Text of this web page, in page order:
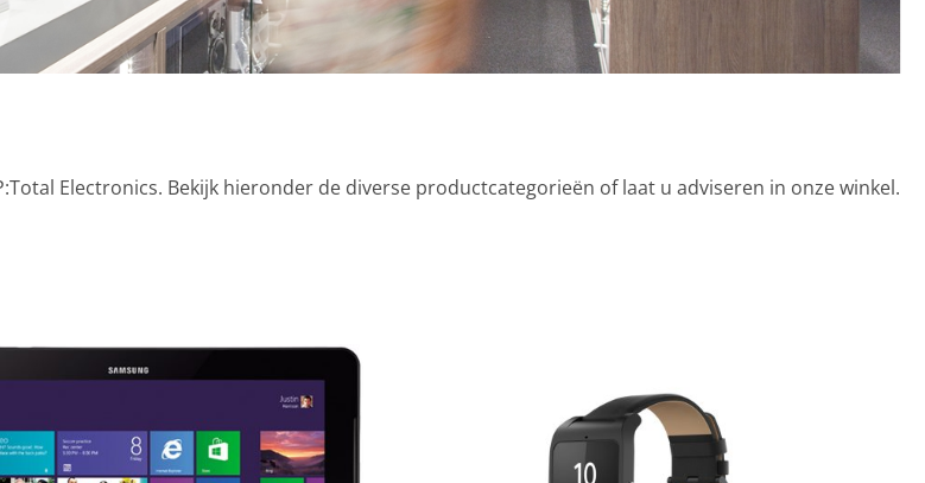
Electronics. Bekijk hieronder de diverse productcategorieën of laat u adviseren in onze winkel.